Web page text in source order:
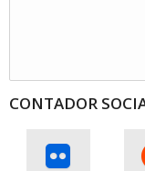
CONTADOR